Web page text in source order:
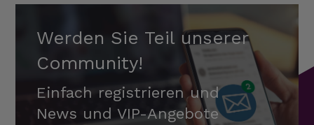
Werden Sie Teil unserer
Community!
Einfach registrieren und
News und VIP-Angebote